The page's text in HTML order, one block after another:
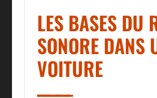
LES BASES DU
SONORE DANS
VOITURE